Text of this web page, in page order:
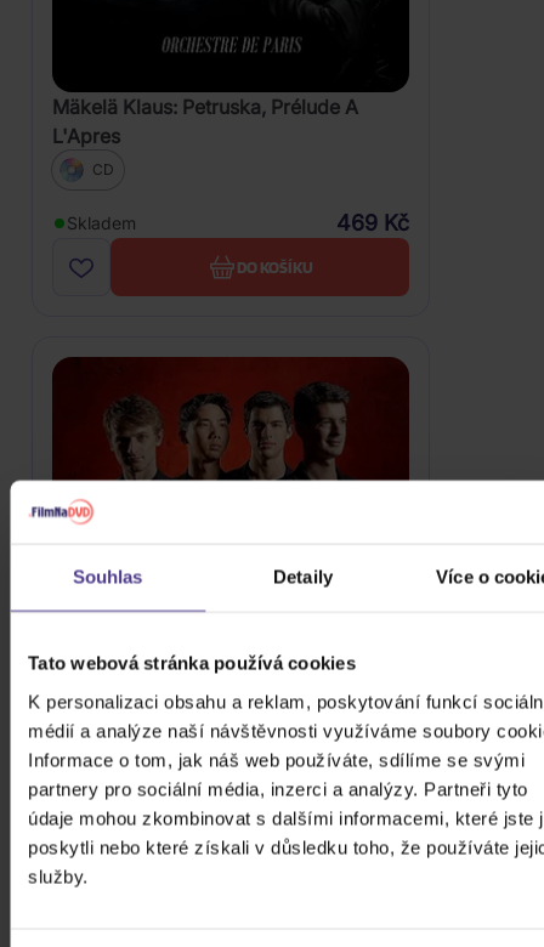
Souhlas Detaily Více o
Tato webová stránka používá cookies
K personalizaci obsahu a reklam, poskytování funkcí
médií a analýze naší návštěvnosti využíváme soubory
Informace o tom, jak náš web používáte, sdílíme se svými
partnery pro sociální média, inzerci a analýzy. Partneři tyto
údaje mohou zkombinovat s dalšími informacemi, které jste
poskytli nebo které získali v důsledku toho, že používáte
služby.
Mäkelä Klaus: Petruska, Prélude A
L'Apres
CD
Skladem 469 Kč
DO KOŠÍKU
Quatuor Arod: Debussy Ravel Attahir:
String Quartets
CD DVD ...
Skladem 419 Kč